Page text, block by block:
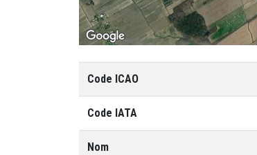
Code ICAO
Code IATA
Nom